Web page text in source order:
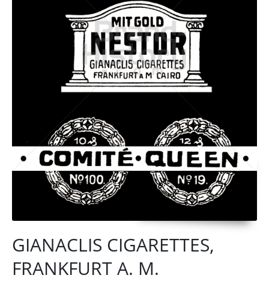
GIANACLIS CIGARETTES,
FRANKFURT A. M.